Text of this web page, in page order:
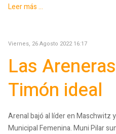
Leer más ...
Viernes, 26 Agosto 2022 16:17
Las
Timón ideal
Arenal bajó al líder en Maschwitz
Municipal Femenina. Muni Pilar